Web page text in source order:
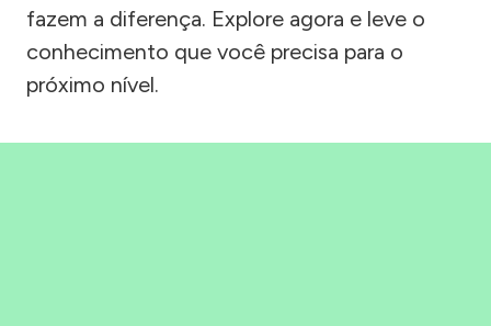
fazem a diferença. Explore agora e leve o
conhecimento que você precisa para o
próximo nível.